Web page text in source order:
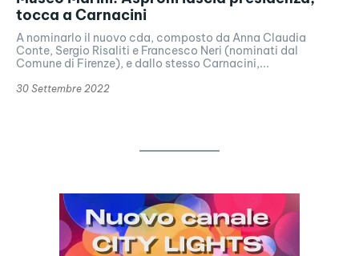
tocca a Carnacini
A nominarlo il nuovo cda, composto da Anna Claudia
Conte, Sergio Risaliti e Francesco Neri (nominati dal
Comune di Firenze), e dallo stesso Carnacini,...
30 Settembre 2022